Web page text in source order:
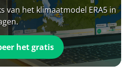
van het klimaatmodel ERA5 in
het gratis